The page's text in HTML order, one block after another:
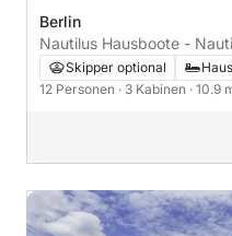
Berlin
Nautilus Hausboote -
führerscheinfrei | 3
Skipper optional
12 Personen · 3 Kabinen · 10.9